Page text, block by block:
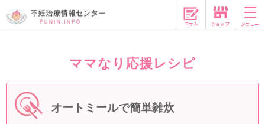
コラム
ママなり応援レシピ
オートミールで簡単雑炊